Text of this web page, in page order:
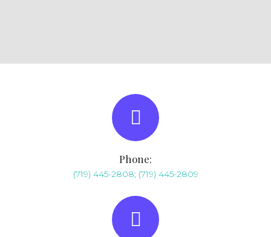
Phone:
(719) 445-2808; (719) 445-2809